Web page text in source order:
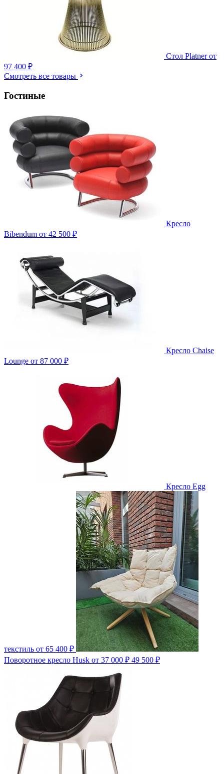
Стол Platner от
97 400 ₽
Смотреть все товары
Гостиные
Кресло
Bibendum от 42 500 ₽
Кресло Chaise
Lounge от 87 000 ₽
Кресло Egg
текстиль от 65 400 ₽
Поворотное кресло Husk от 37 000 ₽ 49 500 ₽